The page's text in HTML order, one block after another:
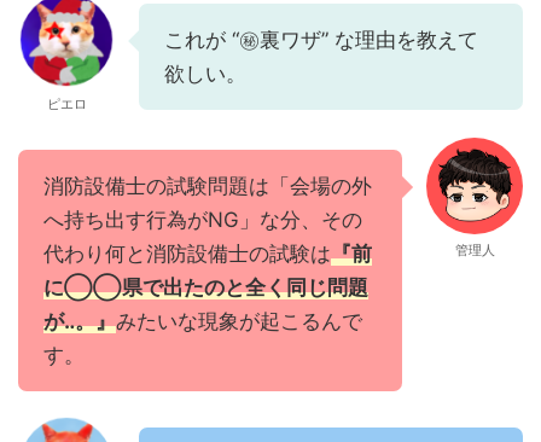
ピエロ
これが “㊙裏ワザ” な理由を教えて
欲しい。
消防設備士の試験問題は「会場の外
へ持ち出す行為がNG」な分、その
代わり何と消防設備士の試験は『前
に◯◯県で出たのと全く同じ問題
が‥。』みたいな現象が起こるんで
す。
管理人